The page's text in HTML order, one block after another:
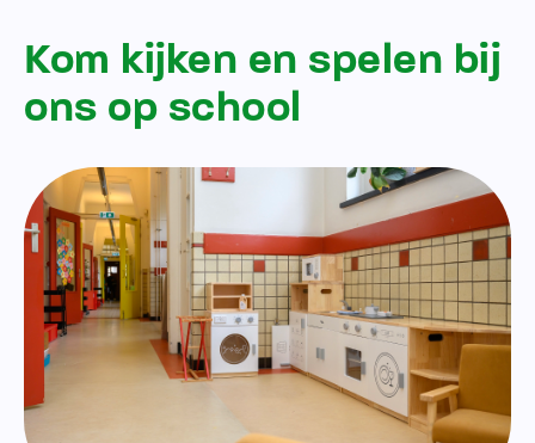
Kom kijken en spelen bij
ons op school